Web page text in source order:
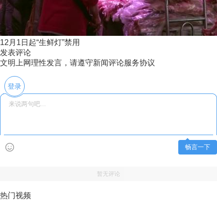
12月1日起“生鲜灯”禁用
发表评论
文明上网理性发言，请遵守新闻评论服务协议
登录
畅言一下
暂无评论
热门视频